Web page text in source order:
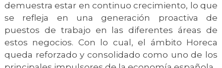
demuestra estar en continuo crecimiento, lo que
se refleja en una generación proactiva de
puestos de trabajo en las diferentes áreas de
estos negocios. Con lo cual, el ámbito Horeca
queda reforzado y consolidado como uno de los